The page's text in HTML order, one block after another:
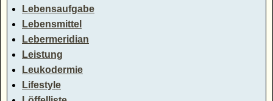
Lebensaufgabe
Lebensmittel
Lebermeridian
Leistung
Leukodermie
Lifestyle